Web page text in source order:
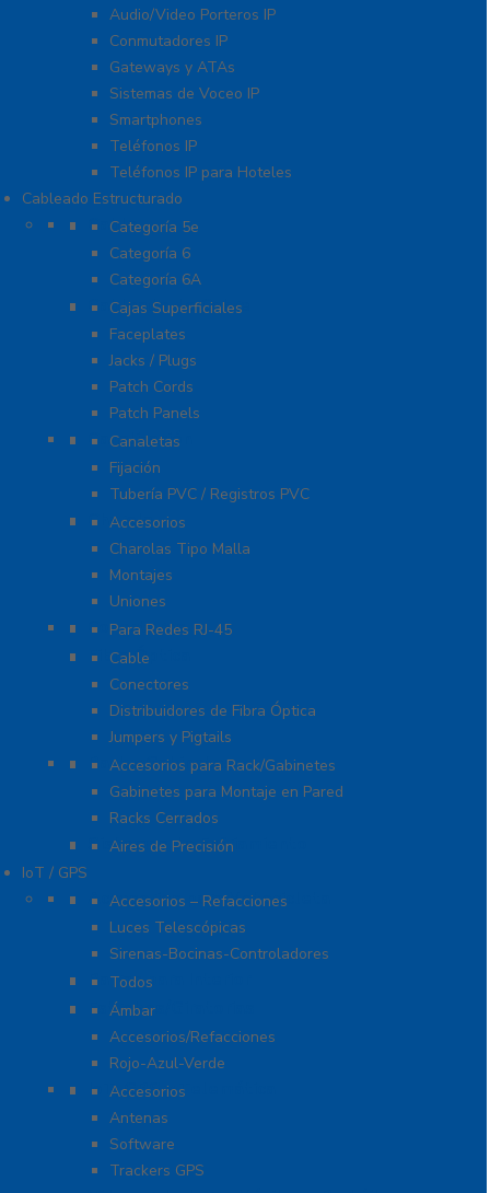
Audio/Video Porteros IP
Conmutadores IP
Gateways y ATAs
Sistemas de Voceo IP
Smartphones
Teléfonos IP
Teléfonos IP para Hoteles
Cableado Estructurado
Cable
Categoría 5e
Categoría 6
Categoría 6A
Cableado de Cobre
Cajas Superficiales
Faceplates
Jacks / Plugs
Patch Cords
Patch Panels
Canalización
Canaletas
Fijación
Tubería PVC / Registros PVC
Charola
Accesorios
Charolas Tipo Malla
Montajes
Uniones
Conectores
Para Redes RJ-45
Fibra Óptica
Cable
Conectores
Distribuidores de Fibra Óptica
Jumpers y Pigtails
Rack y Gabinetes
Accesorios para Rack/Gabinetes
Gabinetes para Montaje en Pared
Racks Cerrados
Sistemas de Enfriamiento
Aires de Precisión
IoT / GPS
Accesorios para Motocicleta
Accesorios – Refacciones
Luces Telescópicas
Sirenas-Bocinas-Controladores
Barras para Interior
Todos
Estrobos/Giratorias
Ámbar
Accesorios/Refacciones
Rojo-Azul-Verde
IoT, GPS y Telemática
Accesorios
Antenas
Software
Trackers GPS